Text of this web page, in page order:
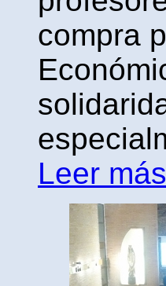
compra
Leer más